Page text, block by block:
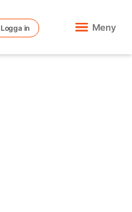
Logga in Meny